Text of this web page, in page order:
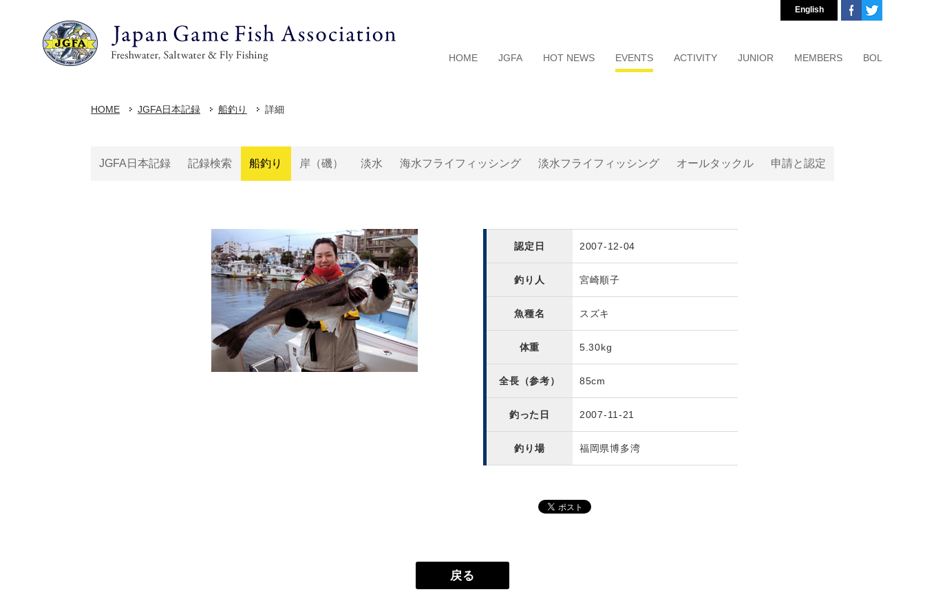
HOME JGFA HOT NEWS EVENTS ACTIVITY JUNIOR MEMBERS BOL
English
HOME JGFA日本記録 船釣り 詳細
JGFA日本記録 記録検索 船釣り 岸（磯） 淡水 海水フライフィッシング 淡水フライフィッシング オールタックル 申請と認定
認定日 2007-12-04
釣り人 宮崎順子
魚種名 スズキ
体重 5.30kg
全長（参考） 85cm
釣った日 2007-11-21
釣り場 福岡県博多湾
戻る